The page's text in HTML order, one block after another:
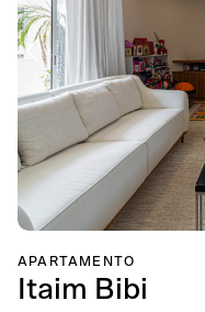
APARTAMENTO
Itaim Bibi